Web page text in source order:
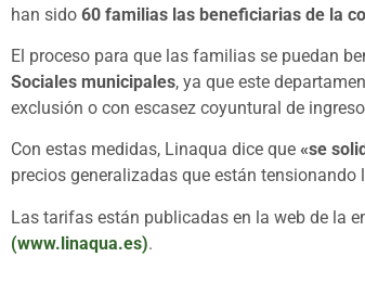
han sido 60 familias las beneficiarias de la
El proceso para que las familias se puedan
Sociales municipales, ya que este
exclusión o con escasez coyuntural de
Con estas medidas, Linaqua dice que «se
precios generalizadas que están
Las tarifas están publicadas en la web de la
(www.linaqua.es).